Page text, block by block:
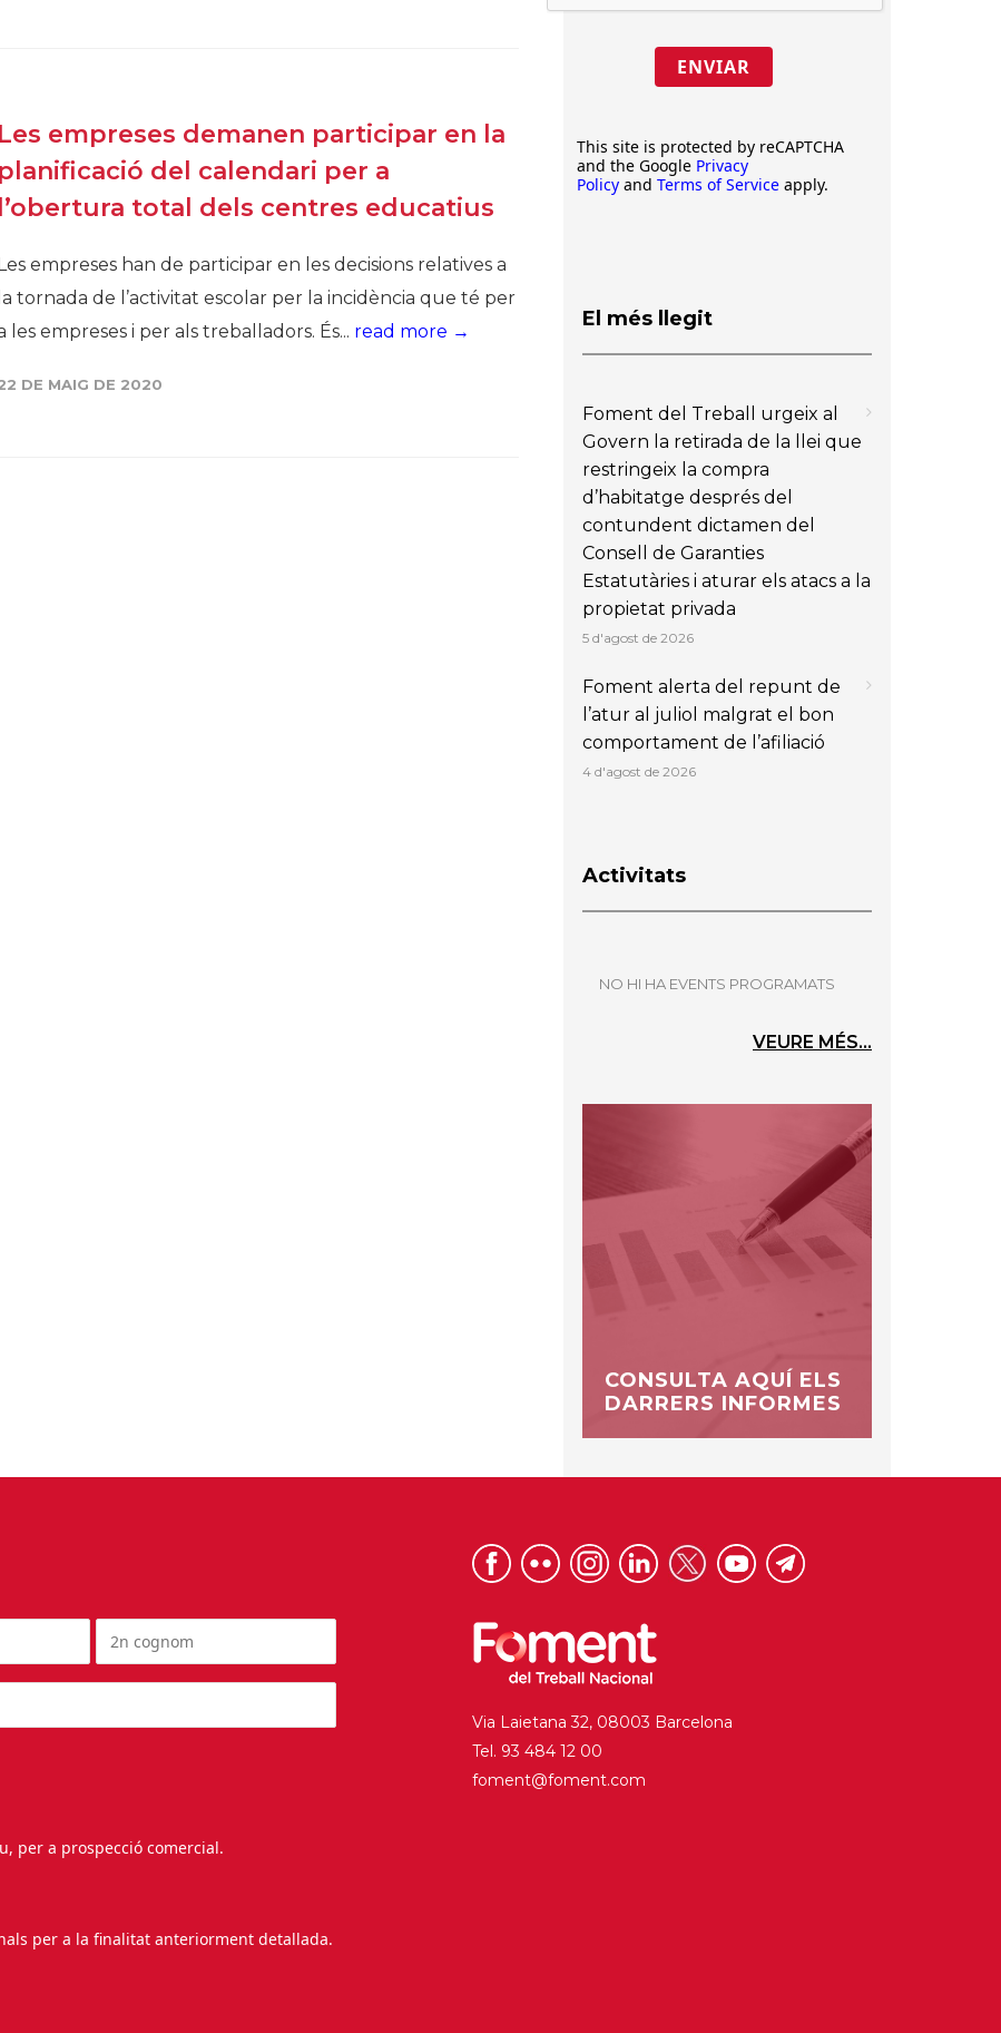
Les empreses demanen participar en la
planificació del calendari per a
l’obertura total dels centres educatius
empreses han de participar en les decisions relatives a
la tornada de l’activitat escolar per la incidència que té per
les empreses i per als treballadors. És... read more →
DE MAIG DE 2020
ENVIAR
This site is protected by reCAPTCHA
and the Google Privacy
Policy and Terms of Service apply.
El més llegit
Foment del Treball urgeix al
Govern la retirada de la llei que
restringeix la compra
d’habitatge després del
contundent dictamen del
Consell de Garanties
Estatutàries i aturar els atacs a la
propietat privada
5 d'agost de 2026
Foment alerta del repunt de
l’atur al juliol malgrat el bon
comportament de l’afiliació
4 d'agost de 2026
Activitats
NO HI HA EVENTS PROGRAMATS
VEURE MÉS...
CONSULTA AQUÍ ELS
DARRERS INFORMES
per a prospecció comercial.
per a la finalitat anteriorment detallada.
Via Laietana 32, 08003 Barcelona
Tel. 93 484 12 00
foment@foment.com